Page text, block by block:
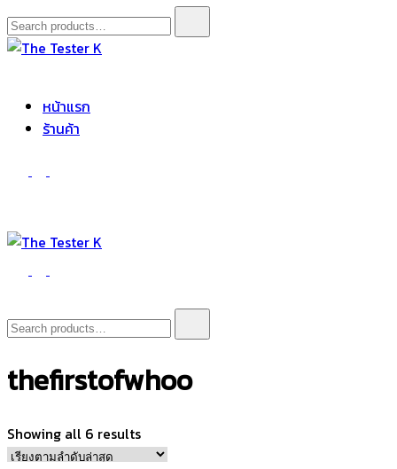
Search
for:
หน้าแรก
ร้านค้า
The Tester K
Korean cosmetics
Search
for:
thefirstofwhoo
Showing all 6 resultsSorted